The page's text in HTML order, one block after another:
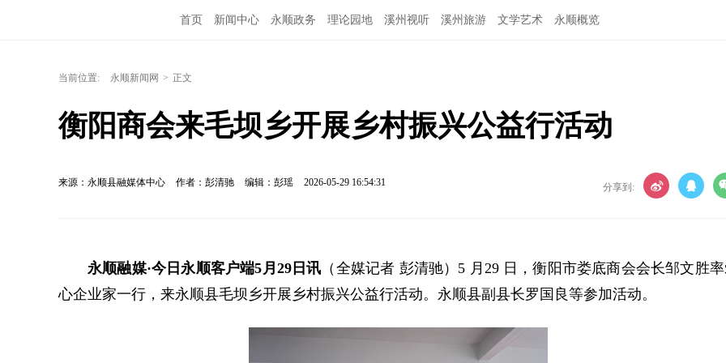
首页 新闻中心 永顺政务 理论园地 溪州视听 溪州旅游 文学艺术 永顺概览
当前位置: 永顺新闻网 > 正文
衡阳商会来毛坝乡开展乡村振兴公益行活动
来源：永顺县融媒体中心 作者：彭清驰 编辑：彭瑶 2026-05-29 16:54:31 分享到:
永顺融媒·今日永顺客户端5月29日讯 （全媒记者 彭清驰）5 月29 日，衡阳市娄底商会会长邹文胜
心企业家一行，来永顺县毛坝乡开展乡村振兴公益行活动。永顺县副县长罗国良等参加活动。